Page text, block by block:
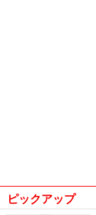
ピックアップ